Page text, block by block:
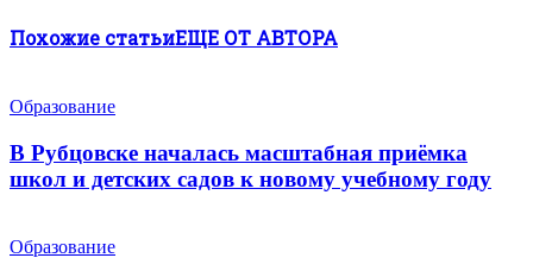
Похожие статьиЕЩЕ ОТ АВТОРА
Образование
В Рубцовске началась масштабная приёмка
школ и детских садов к новому учебному году
Образование